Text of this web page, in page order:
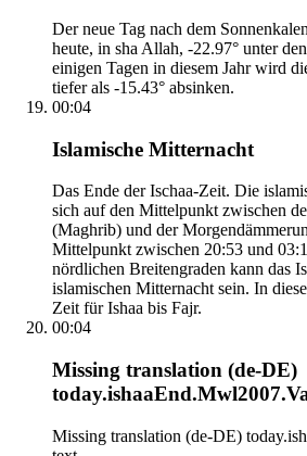
Der neue Tag nach dem
heute, in sha Allah, -22.97° unter
einigen Tagen in diesem Jahr wird
tiefer als -15.43° absinken.
00:04
Islamische Mitternacht
Das Ende der Ischaa-Zeit. Die
sich auf den Mittelpunkt zwischen
(Maghrib) und der
Mittelpunkt zwischen 20:53 und
nördlichen Breitengraden kann das
islamischen Mitternacht sein. In
Zeit für Ishaa bis Fajr.
00:04
Missing translation (de-DE)
Missing translation (de-DE)